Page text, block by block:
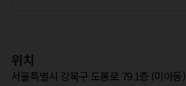
위치
서울특별시 강북구 도봉로 79 1층 (미아동)